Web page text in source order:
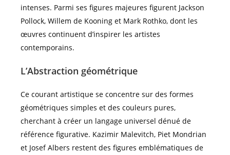
intenses. Parmi ses figures majeures figurent Jackson
Pollock, Willem de Kooning et Mark Rothko, dont les
œuvres continuent d’inspirer les artistes
contemporains.
L’Abstraction géométrique
Ce courant artistique se concentre sur des formes
géométriques simples et des couleurs pures,
cherchant à créer un langage universel dénué de
référence figurative. Kazimir Malevitch, Piet Mondrian
et Josef Albers restent des figures emblématiques de